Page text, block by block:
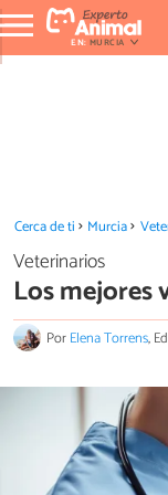
EN:MURCIA
Cerca de ti Murcia
Veterinarios
Los mejores
PorElena Torrens,